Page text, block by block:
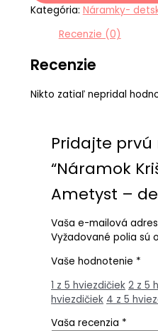
Kategória: Náramky-
Recenzie (0)
Recenzie
Nikto zatiaľ nepridal
Pridajte
“Náramok
Ametyst –
Vaša e-mailová
Vyžadované polia sú
Vaše hodnotenie *
1 z 5 hviezdičiek 2 z 5
hviezdičiek 4 z 5
Vaša recenzia *